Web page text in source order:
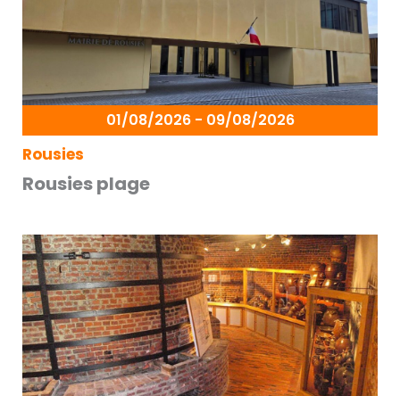
01/08/2026 - 09/08/2026
Rousies
Rousies plage